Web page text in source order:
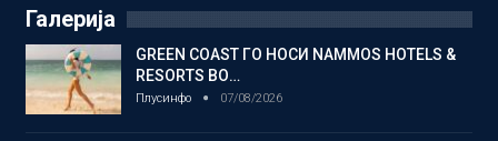
Галерија
GREEN COAST ГО НОСИ NAMMOS HOTELS &
RESORTS ВО…
Плусинфо 07/08/2026